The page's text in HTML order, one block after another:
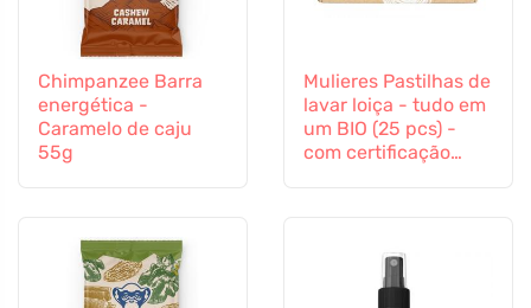
Chimpanzee Barra
energética -
Caramelo de caju
55g
Mulieres Pastilhas de
lavar loiça - tudo em
um BIO (25 pcs) -
com certificação